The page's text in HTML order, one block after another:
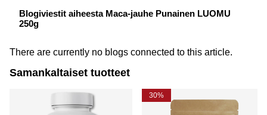
Blogiviestit aiheesta Maca-jauhe Punainen LUOMU
250g
There are currently no blogs connected to this article.
Samankaltaiset tuotteet
30%